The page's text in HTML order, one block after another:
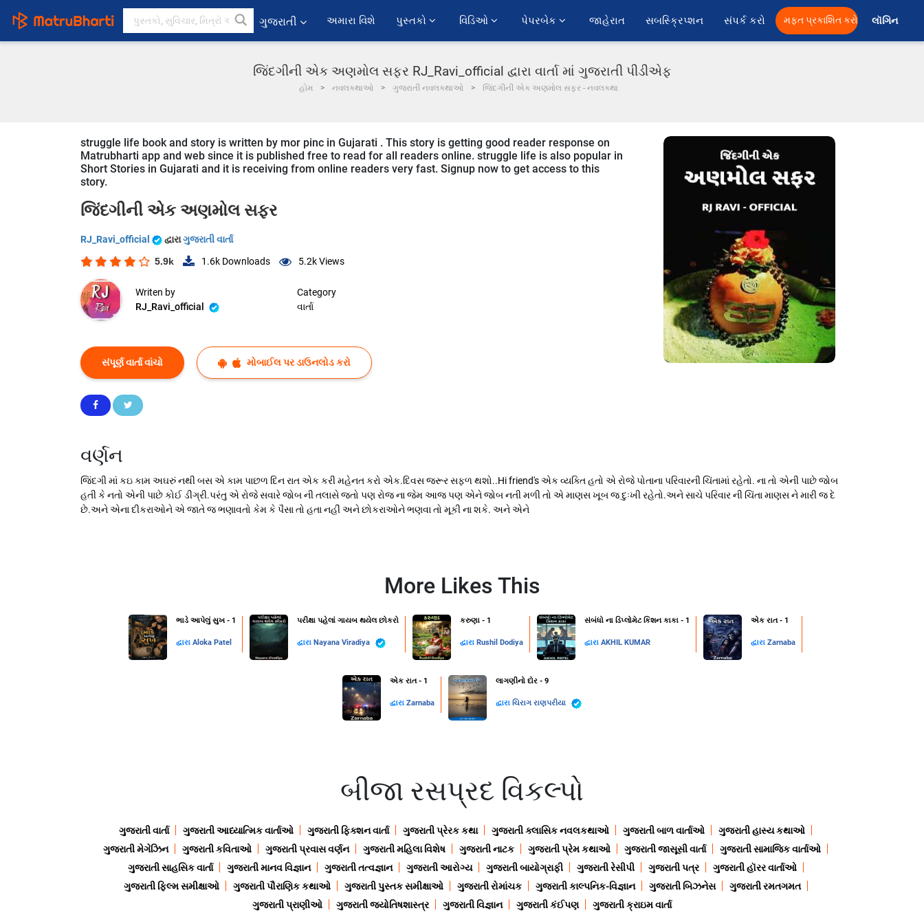
ગુજરાતી અમારા વિશે પુસ્તકો વિડિઓ પેપરબેક જાહેરાત સબસ્ક્રિપ્શન સંપર્ક કરો મફત પ્રકાશિત કરો લૉગિન
જિંદગીની એક અણમોલ સફર RJ_Ravi_official દ્વારા વાર્તા માં ગુજરાતી પીડીએફ
હોમ નવલકથાઓ ગુજરાતી નવલકથાઓ જિંદગીની એક અણમોલ સફર - નવલકથા
struggle life book and story is written by mor pinc in Gujarati . This story is getting good reader response on
Matrubharti app and web since it is published free to read for all readers online. struggle life is also popular in
Short Stories in Gujarati and it is receiving from online readers very fast. Signup now to get access to this
story.
જિંદગીની એક અણમોલ સફર
RJ_Ravi_official દ્વારાગુજરાતી વાર્તા
5.9k 1.6k Downloads 5.2kViews
Writen by
RJ_Ravi_official
Category
વાર્તા
સંપૂર્ણ વાર્તા વાંચો મોબાઈલ પર ડાઉનલોડ કરો
વર્ણન
જિંદગી માં કઇ કામ અઘરું નથી બસ એ કામ પાછળ દિન રાત એક કરી મહેનત કરો એક.દિવસ જરૂર સફળ થશો..Hi friend's એક વ્યક્તિ હતો એ રોજે પોતાના પરિવારની ચિંતામાં રહેતો. ના તો એની પાછે જોબ
હતી કે નતો એની પાછે કોઈ ડીગ્રી.પરંતુ એ રોજે સવારે જોબ ની તલાસે જતો પણ રોજ ના જેમ આજ પણ એને જોબ નતી મળી તો એ માણસ ખૂબ જ દુઃખી રહેતો.અને સાચે પરિવાર ની ચિંતા માણસ ને મારી જ દે
છે.અને એના દીકરાઓને એ જાતે જ ભણાવતો કેમ કે પૈસા તો હતા નહીં અને છોકરાઓને ભણવા તો મૂકી ના શકે. અને એને
More Likes This
ભાડે આપેલું સુખ - 1
દ્વારા Aloka Patel
પરીક્ષા પહેલાં ગાયબ થયેલ છોકરો
દ્વારા Nayana Viradiya
કરુણા - 1
દ્વારા Rushil Dodiya
સંબંધો ના ડિપ્લોમેટ કિશન કાકા - 1
દ્વારા AKHIL KUMAR
એક રાત - 1
દ્વારા Zarnaba
એક રાત - 1
દ્વારા Zarnaba
લાગણીનો દોર - 9
દ્વારા ચિરાગ રાણપરીયા
બીજા રસપ્રદ વિકલ્પો
ગુજરાતી વાર્તા ગુજરાતી આધ્યાત્મિક વાર્તાઓ ગુજરાતી ફિક્શન વાર્તા ગુજરાતી પ્રેરક કથા ગુજરાતી ક્લાસિક નવલકથાઓ ગુજરાતી બાળ વાર્તાઓ
ગુજરાતી હાસ્ય કથાઓ
ગુજરાતી મેગેઝિન
ગુજરાતી કવિતાઓ ગુજરાતી પ્રવાસ વર્ણન ગુજરાતી મહિલા વિશેષ ગુજરાતી નાટક ગુજરાતી પ્રેમ કથાઓ ગુજરાતી જાસૂસી વાર્તા
ગુજરાતી સામાજિક વાર્તાઓ
ગુજરાતી સાહસિક વાર્તા
ગુજરાતી માનવ વિજ્ઞાન ગુજરાતી તત્વજ્ઞાન ગુજરાતી આરોગ્ય ગુજરાતી બાયોગ્રાફી ગુજરાતી રેસીપી ગુજરાતી પત્ર
ગુજરાતી હૉરર વાર્તાઓ
ગુજરાતી ફિલ્મ સમીક્ષાઓ
ગુજરાતી પૌરાણિક કથાઓ ગુજરાતી પુસ્તક સમીક્ષાઓ ગુજરાતી રોમાંચક ગુજરાતી કાલ્પનિક-વિજ્ઞાન ગુજરાતી બિઝનેસ
ગુજરાતી રમતગમત
ગુજરાતી પ્રાણીઓ
ગુજરાતી જ્યોતિષશાસ્ત્ર ગુજરાતી વિજ્ઞાન ગુજરાતી કંઈપણ ગુજરાતી ક્રાઇમ વાર્તા